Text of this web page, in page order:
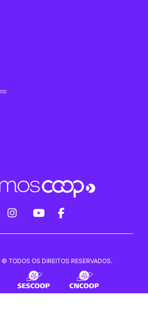
instagram
youtubefacebook-
TODOS OS DIREITOS RESERVADOS.